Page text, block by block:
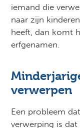
iemand die
naar zijn
heeft, dan komt
erfgenamen.
verwerpen
Een probleem
verwerping is dat